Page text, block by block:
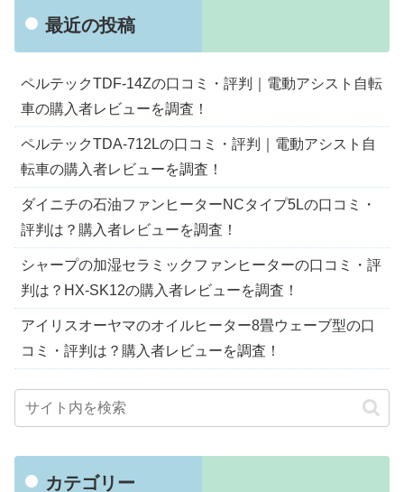
最近の投稿
ペルテックTDF-14Zの口コミ・評判｜電動アシスト自転
車の購入者レビューを調査！
ペルテックTDA-712Lの口コミ・評判｜電動アシスト自
転車の購入者レビューを調査！
ダイニチの石油ファンヒーターNCタイプ5Lの口コミ・
評判は？購入者レビューを調査！
シャープの加湿セラミックファンヒーターの口コミ・評
判は？HX-SK12の購入者レビューを調査！
アイリスオーヤマのオイルヒーター8畳ウェーブ型の口
コミ・評判は？購入者レビューを調査！
カテゴリー